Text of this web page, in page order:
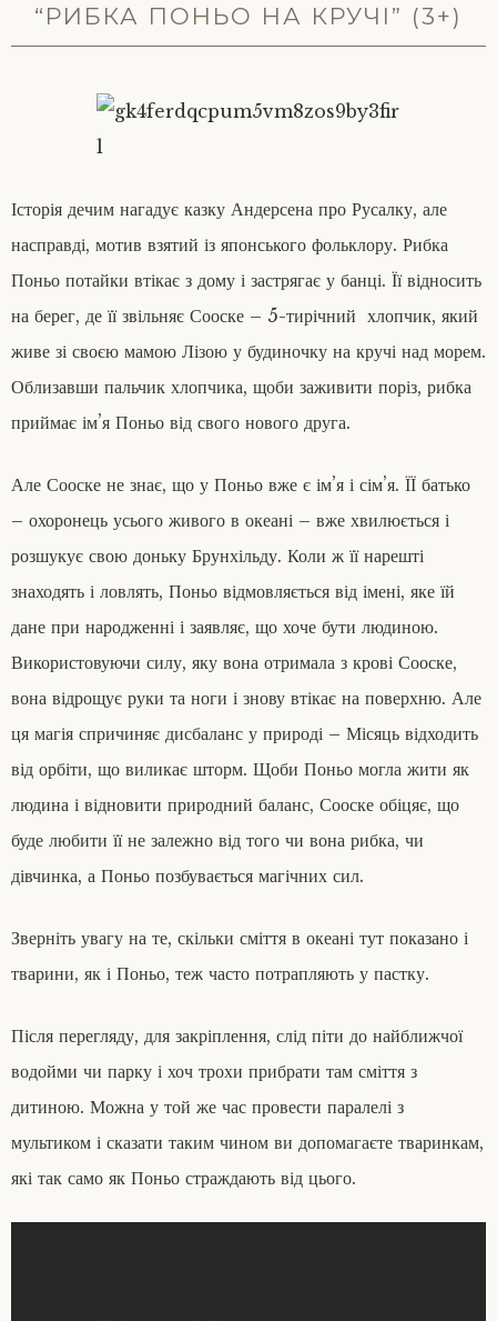
“РИБКА ПОНЬО НА КРУЧІ” (3+)
Історія дечим нагадує казку Андерсена про Русалку, але
насправді, мотив взятий із японського фольклору. Рибка
Поньо потайки втікає з дому і застрягає у банці. Її відносить
на берег, де її звільняє Сооске – 5-тирічний хлопчик, який
живе зі своєю мамою Лізою у будиночку на кручі над морем.
Облизавши пальчик хлопчика, щоби заживити поріз, рибка
приймає ім’я Поньо від свого нового друга.
Але Сооске не знає, що у Поньо вже є ім’я і сім’я. ЇЇ батько
– охоронець усього живого в океані – вже хвилюється і
розшукує свою доньку Брунхільду. Коли ж її нарешті
знаходять і ловлять, Поньо відмовляється від імені, яке їй
дане при народженні і заявляє, що хоче бути людиною.
Використовуючи силу, яку вона отримала з крові Сооске,
вона відрощує руки та ноги і знову втікає на поверхню. Але
ця магія спричиняє дисбаланс у природі – Місяць відходить
від орбіти, що виликає шторм. Щоби Поньо могла жити як
людина і відновити природний баланс, Сооске обіцяє, що
буде любити її не залежно від того чи вона рибка, чи
дівчинка, а Поньо позбувається магічних сил.
Зверніть увагу на те, скільки сміття в океані тут показано і
тварини, як і Поньо, теж часто потрапляють у пастку.
Після перегляду, для закріплення, слід піти до найближчої
водойми чи парку і хоч трохи прибрати там сміття з
дитиною. Можна у той же час провести паралелі з
мультиком і сказати таким чином ви допомагаєте тваринкам,
які так само як Поньо страждають від цього.